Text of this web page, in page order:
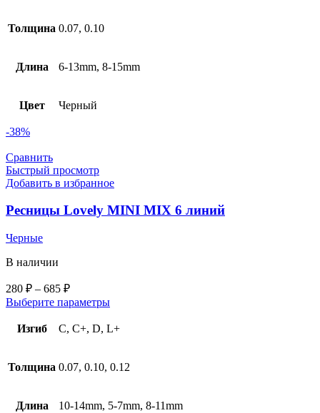
Толщина 0.07, 0.10
Длина 6-13mm, 8-15mm
Цвет Черный
-38%
Сравнить
Быстрый просмотр
Добавить в избранное
Ресницы Lovely MINI MIX 6 линий
Черные
В наличии
280 ₽ – 685 ₽
Выберите параметры
Изгиб C, C+, D, L+
Толщина 0.07, 0.10, 0.12
Длина 10-14mm, 5-7mm, 8-11mm